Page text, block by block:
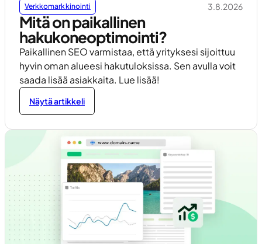
Verkkomarkkinointi 3.8.2026
Mitä on paikallinen
hakukoneoptimointi?
Paikallinen SEO varmistaa, että yrityksesi sijoittuu
hyvin oman alueesi hakutuloksissa. Sen avulla voit
saada lisää asiakkaita. Lue lisää!
Näytä artikkeli